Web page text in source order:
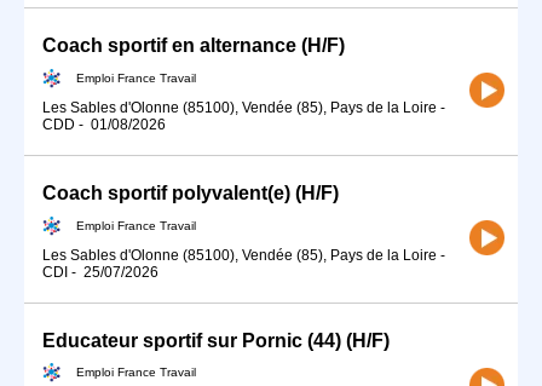
Coach sportif en alternance (H/F)
Emploi France Travail
Les Sables d'Olonne (85100), Vendée (85), Pays de la Loire -
CDD - 01/08/2026
Coach sportif polyvalent(e) (H/F)
Emploi France Travail
Les Sables d'Olonne (85100), Vendée (85), Pays de la Loire -
CDI - 25/07/2026
Educateur sportif sur Pornic (44) (H/F)
Emploi France Travail